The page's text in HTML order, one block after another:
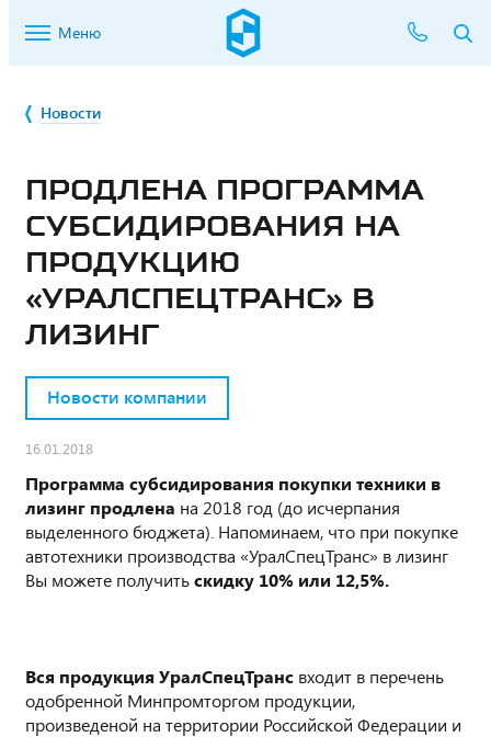
Меню
Новости
ПРОДЛЕНА ПРОГРАММА
СУБСИДИРОВАНИЯ НА
ПРОДУКЦИЮ
«УРАЛСПЕЦТРАНС» В
ЛИЗИНГ
Новости компании
16.01.2018
Программа субсидирования покупки техники в
лизинг продлена на 2018 год (до исчерпания
выделенного бюджета). Напоминаем, что при покупке
автотехники производства «УралСпецТранс» в лизинг
Вы можете получитьскидку 10% или 12,5%.
Вся продукция УралСпецТранс входит в перечень
одобренной Минпромторгом продукции,
произведеной на территории Российской Федерации и